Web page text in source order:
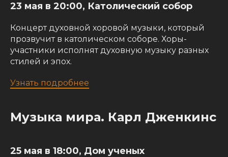
23 мая в 20:00, Католический собор
Концерт духовной хоровой музыки, который
прозвучит в католическом соборе. Хоры-
участники исполнят духовную музыку разных
стилей и эпох.
Узнать подробнее
Музыка мира. Карл Дженкинс
25 мая в 18:00, Дом ученых